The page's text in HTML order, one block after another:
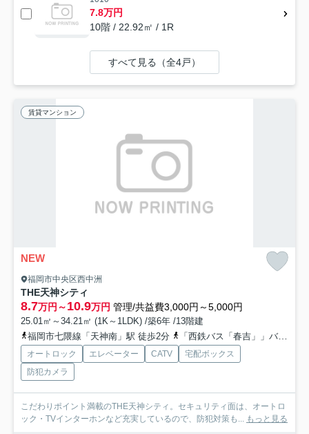
7.8万円
10階 / 22.92㎡ / 1R
すべて見る（全4戸）
賃貸マンション
NEW
福岡市中央区西中洲
THE天神シティ
8.7万円～10.9万円 管理/共益費3,000円～5,000円
25.01㎡～34.21㎡ (1K～1LDK) /築6年 /13階建
福岡市七隈線「天神南」駅 徒歩2分
「西鉄バス「春吉」」バス停下車 徒歩2分
オートロック エレベーター CATV
宅配ボックス
防犯カメラ
こだわりポイント満載のTHE天神シティ。セキュリティ面は、オートロ
ック・TVインターホンなど充実しているので、防犯対策も... もっと見る